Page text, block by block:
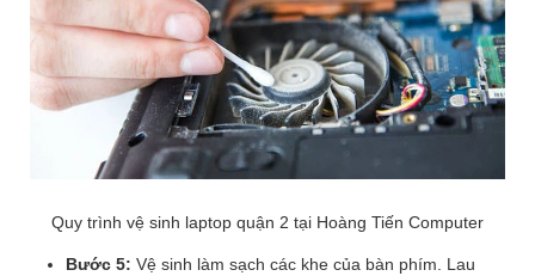
Quy trình vệ sinh laptop quận 2 tại Hoàng Tiến Computer
Bước 5: Vệ sinh làm sạch các khe của bàn phím. Lau